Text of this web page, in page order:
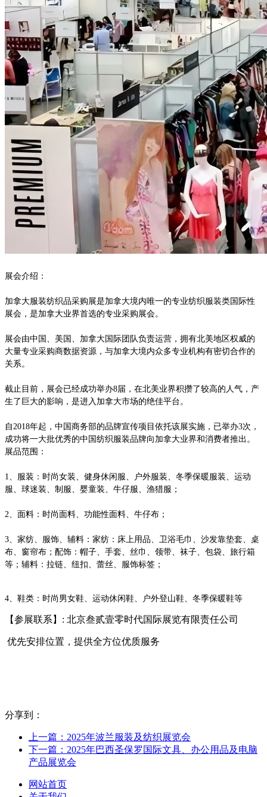
展会介绍：
加拿大服装纺织品采购展是加拿大境内唯一的专业纺织服装类国际性
展会，是加拿大业界首选的专业采购展会。
展会由中国、美国、加拿大国际团队负责运营，拥有北美地区权威的
大量专业采购商数据资源，与加拿大境内众多专业机构有密切合作的
关系。
截止目前，展会已经成功举办8届，在北美业界积攒了较高的人气，产
生了巨大的影响，是进入加拿大市场的绝佳平台。
自2018年起，中国商务部的品牌宣传项目依托该展实施，已举办3次，
成功将一大批优秀的中国纺织服装品牌向加拿大业界和消费者推出。
展品范围：
1、服装：时尚女装、健身休闲服、户外服装、冬季保暖服装、运动
服、球迷装、制服、婴童装、牛仔服、渔猎服；
2、面料：时尚面料、功能性面料、牛仔布；
3、家纺、服饰、辅料：家纺：床上用品、卫浴毛巾、沙发靠垫套、桌
布、窗帘布；配饰：帽子、手套、丝巾、领带、袜子、包袋、旅行箱
等；辅料：拉链、纽扣、蕾丝、服饰标签；
4、鞋类：时尚男女鞋、运动休闲鞋、户外登山鞋、冬季保暖鞋等
【参展联系】: 北京叁贰壹零时代国际展览有限责任公司
优先安排位置，提供全方位优质服务
分享到：
上一篇：2025年波兰服装及纺织展览会
下一篇：2025年巴西圣保罗国际文具、办公用品及电脑
产品展览会
网站首页